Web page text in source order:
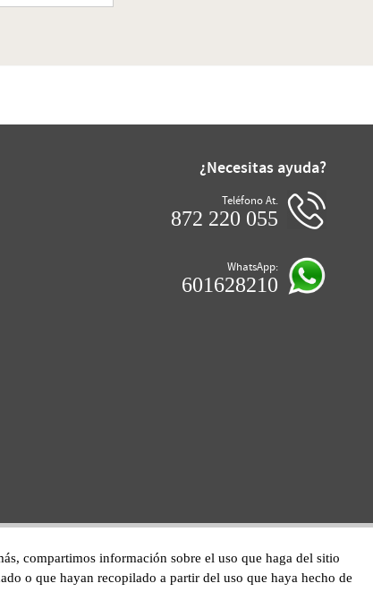
compartimos información sobre el uso que haga del sitio
o que hayan recopilado a partir del uso que haya hecho de
¿Necesitas ayuda?
Teléfono At.
872 220 055
WhatsApp:
601628210